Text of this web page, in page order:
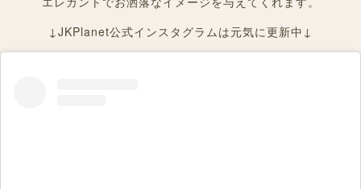
↓JKPlanet公式インスタグラムは元気に更新中↓